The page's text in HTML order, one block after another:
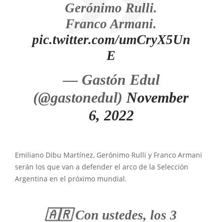
Gerónimo Rulli.
Franco Armani.
pic.twitter.com/umCryX5Un
E
— Gastón Edul
(@gastonedul) November
6, 2022
Emiliano Dibu Martínez, Gerónimo Rulli y Franco Armani
serán los que van a defender el arco de la Selección
Argentina en el próximo mundial.
🇦🇷 Con ustedes, los 3